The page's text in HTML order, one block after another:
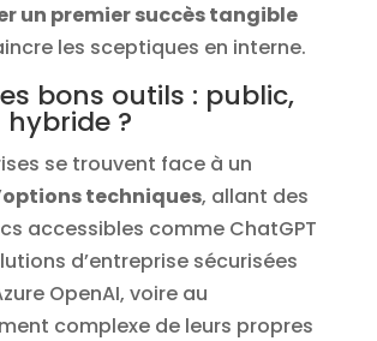
un premier succès tangible
les sceptiques en interne.
bons outils : public,
hybride ?
se trouvent face à un
techniques, allant des
accessibles comme ChatGPT
d’entreprise sécurisées
OpenAI, voire au
complexe de leurs propres